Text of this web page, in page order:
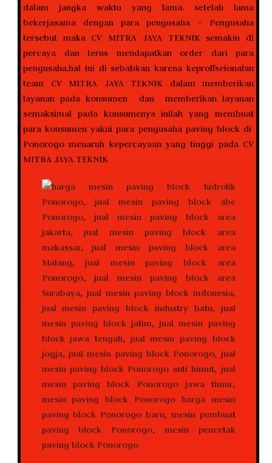
dalam jangka waktu yang lama. setelah lama
bekerjasama dengan para pengusaha – Pengusaha
tersebut maka CV MITRA JAYA TEKNIK semakin di
percaya dan terus mendapatkan order dari para
pengusaha.hal ini di sebabkan karena keproffseionalan
team CV MITRA JAYA TEKNIK dalam memberikan
layanan pada konsumen dan memberikan layanan
semaksimal pada konsumenya inilah yang membuat
para konsumen yakni para pengusaha paving block di
Ponorogo menaruh kepercayaan yang tinggi pada CV
MITRA JAYA TEKNIK